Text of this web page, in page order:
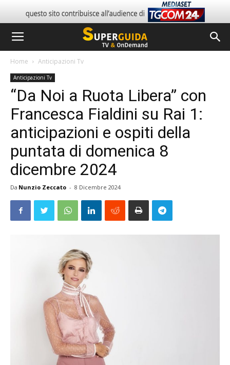
Home Anticipazioni Tv
Anticipazioni Tv
“Da Noi a Ruota Libera” con
Francesca Fialdini su Rai 1:
anticipazioni e ospiti della
puntata di domenica 8
dicembre 2024
Da Nunzio Zeccato - 8 Dicembre 2024